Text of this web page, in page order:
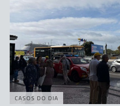
CASOS DO DIA